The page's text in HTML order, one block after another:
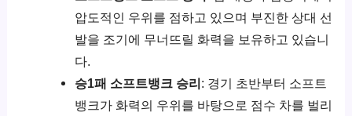
압도적인 우위를 점하고 있으며 부진한 상대 선
발을 조기에 무너뜨릴 화력을 보유하고 있습니
다.
승1패 소프트뱅크 승리: 경기 초반부터 소프트
뱅크가 화력의 우위를 바탕으로 점수 차를 벌리